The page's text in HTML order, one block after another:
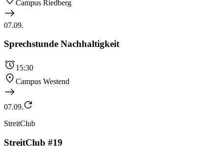
Campus Riedberg
07.09.
Sprechstunde Nachhaltigkeit
15:30
Campus Westend
07.09.
StreitClub
StreitClub #19